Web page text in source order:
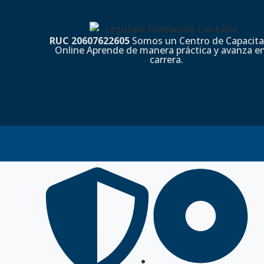
RUC 20607622605 Somos un Centro de
Online Aprende de manera práctica y avanza
carrera.